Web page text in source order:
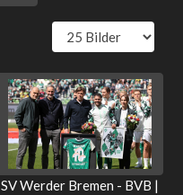
SV Werder Bremen - BVB |